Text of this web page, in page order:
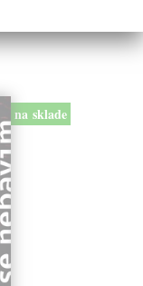
na sklade